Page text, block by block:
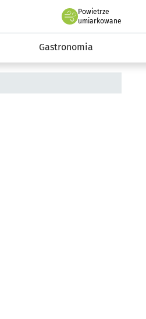
Powietrze
we Wrocławiu
umiarkowane
Gastronomia